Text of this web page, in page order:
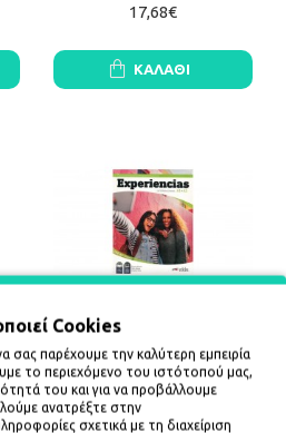
17,68€
ΚΑΛΆΘΙ
A1+A2
PACK(ALUMNO+PIZARRA
GRAMATICA)
41,20€
Cookies
σας παρέχουμε την καλύτερη εμπειρία
το περιεχόμενο του ιστότοπού μας,
του και για να προβάλλουμε
ανατρέξτε στην
σχετικά με τη διαχείριση